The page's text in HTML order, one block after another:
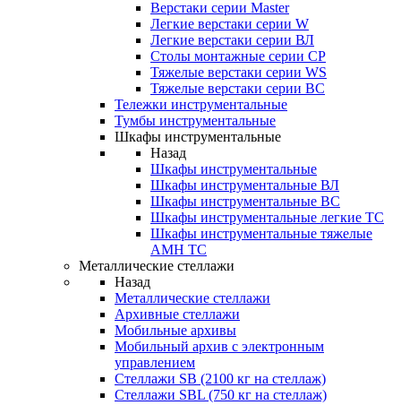
Верстаки серии Master
Легкие верстаки серии W
Легкие верстаки серии ВЛ
Столы монтажные серии СР
Тяжелые верстаки серии WS
Тяжелые верстаки серии ВС
Тележки инструментальные
Тумбы инструментальные
Шкафы инструментальные
Назад
Шкафы инструментальные
Шкафы инструментальные ВЛ
Шкафы инструментальные ВС
Шкафы инструментальные легкие ТС
Шкафы инструментальные тяжелые
AMH TC
Металлические стеллажи
Назад
Металлические стеллажи
Архивные стеллажи
Мобильные архивы
Мобильный архив с электронным
управлением
Стеллажи SB (2100 кг на стеллаж)
Стеллажи SBL (750 кг на стеллаж)